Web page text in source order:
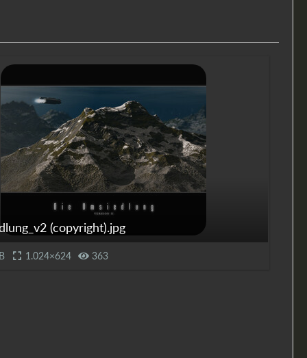
(copyright).jpg
1.024×624 363